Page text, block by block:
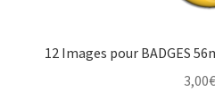
12 Images pour BADGES
3,00€